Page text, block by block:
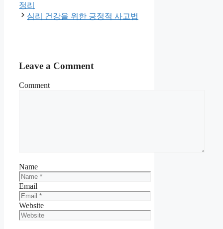
정리
심리 건강을 위한 긍정적 사고법
Leave a Comment
Comment
Name
Email
Website